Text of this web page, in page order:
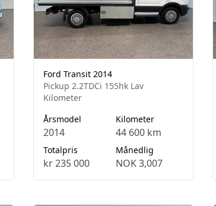
Ford Transit 2014
Pickup 2.2TDCi 155hk Lav
Kilometer
Årsmodel
2014
Kilometer
44 600 km
Totalpris
kr 235 000
Månedlig
NOK 3,007